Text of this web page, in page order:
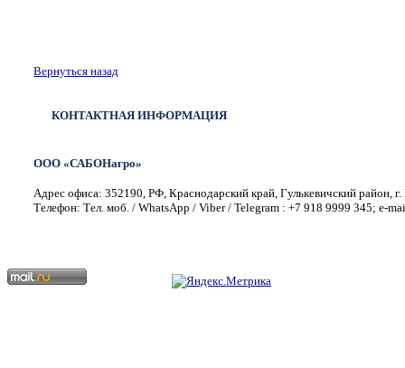
Вернуться назад
КОНТАКТНАЯ ИНФОРМАЦИЯ
ООО «САБОНагро»
Адрес офиса: 352190, РФ, Краснодарский край, Гулькевичский район,
Телефон: Тел. моб. / WhatsApp / Viber / Telegram : +7 918 9999 345; e-